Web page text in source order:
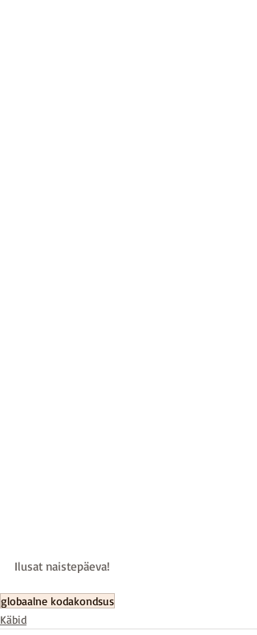
Ilusat naistepäeva!
globaalne kodakondsus
Käbid